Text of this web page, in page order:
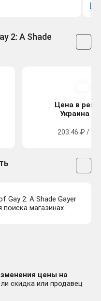
2: A Shade
Цена в
Украина
203.46 ₽ /
Gay 2: A Shade Gayer
магазинах.
цены на
скидка или продавец